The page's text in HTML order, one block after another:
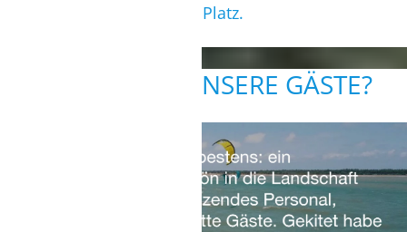
auch für Bruchpiloten viel Platz.
WAS SAGEN UNSERE GÄSTE?